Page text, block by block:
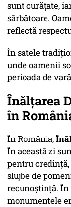
sunt curățate,
sărbătoare.
reflectă
În satele
unde oamenii
perioada de
Înălțarea
în
În România,
În această zi
pentru
slujbe de
recunoștință.
monumentele